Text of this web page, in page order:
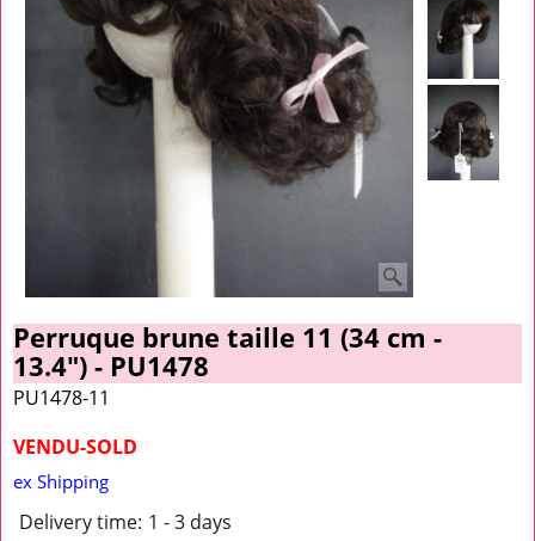
Perruque brune taille 11 (34 cm -
13.4") - PU1478
PU1478-11
VENDU-SOLD
ex Shipping
Delivery time: 1 - 3 days